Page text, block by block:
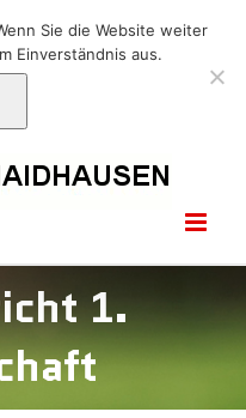
E-
1.
Sie die Website weiter
Einverständnis aus.